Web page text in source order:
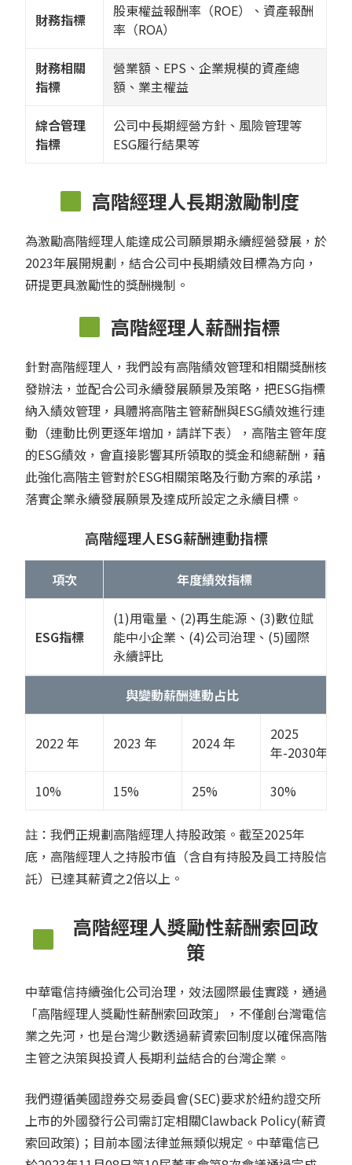
財務指標
股東權益報酬率（ROE）、資產報酬
率（ROA）
財務相關
指標
營業額、EPS、企業規模的資產總
額、業主權益
綜合管理
指標
公司中長期經營方針、風險管理等
ESG履行結果等
高階經理人長期激勵制度
為激勵高階經理人能達成公司願景期永續經營發展，於
2023年展開規劃，結合公司中長期績效目標為方向，
研提更具激勵性的獎酬機制。
高階經理人薪酬指標
針對高階經理人，我們設有高階績效管理和相關獎酬核
發辦法，並配合公司永續發展願景及策略，把ESG指標
納入績效管理，具體將高階主管薪酬與ESG績效進行連
動（連動比例更逐年增加，請詳下表），高階主管年度
的ESG績效，會直接影響其所領取的獎金和總薪酬，藉
此強化高階主管對於ESG相關策略及行動方案的承諾，
落實企業永續發展願景及達成所設定之永續目標。
高階經理人ESG薪酬連動指標
項次 年度績效指標
ESG指標
(1)用電量、(2)再生能源、(3)數位賦
能中小企業、(4)公司治理、(5)國際
永續評比
與變動薪酬連動占比
2022 年 2023 年 2024 年
2025
年-2030年
10% 15% 25% 30%
註：我們正規劃高階經理人持股政策。截至2025年
底，高階經理人之持股市值（含自有持股及員工持股信
託）已達其薪資之2倍以上。
高階經理人獎勵性薪酬索回政
策
中華電信持續強化公司治理，效法國際最佳實踐，通過
「高階經理人獎勵性薪酬索回政策」，不僅創台灣電信
業之先河，也是台灣少數透過薪資索回制度以確保高階
主管之決策與投資人長期利益結合的台灣企業。
我們遵循美國證券交易委員會(SEC)要求於紐約證交所
上市的外國發行公司需訂定相關Clawback Policy(薪資
索回政策)；目前本國法律並無類似規定。中華電信已